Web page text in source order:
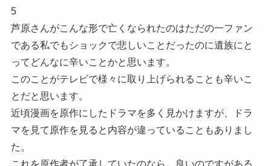
5
芦原さんがこんな形で亡くなられたのはただの一ファン
である私でもショックで悲しいことだったのに遺族にと
ってどんなに辛いことかと思います。
このことがテレビで様々に取り上げられることも辛いこ
とだと思います。
近頃漫画を原作にしたドラマを多く見かけますが、ドラ
マを見て原作を見ると内容が違っていることもありまし
た。
これを原作者が了承していたのなら、良いのですがある